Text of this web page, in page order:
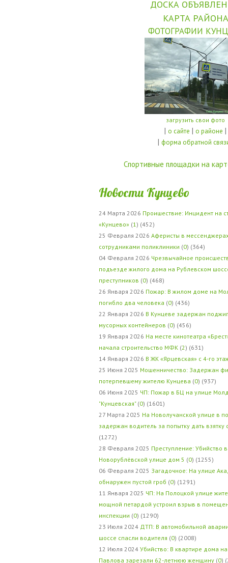
ДОСКА
КАРТА РАЙОНА
ФОТОГРАФИИ
загрузить свои фото
| о сайте | о районе |
| форма обратной
Спортивные площадки на
Новости Кунцево
24 Марта 2026 Проишествие: Инцидент на
«Кунцево» (1 ) (452)
25 Февраля 2026 Аферисты в
сотрудниками поликлиники (0) (364)
04 Февраля 2026 Чрезвычайное
подъезде жилого дома на Рублевском
преступников (0) (468)
26 Января 2026 Пожар: В жилом доме на
погибло два человека (0) (436)
22 Января 2026 В Кунцеве задержан
мусорных контейнеров (0) (456)
19 Января 2026 На месте кинотеатра
начала строительство МФК (2) (631)
14 Января 2026 В ЖК «Ярцевская» с 4-го
25 Июня 2025 Мошенничество: Задержан
потерпевшему жителю Кунцева (0) (937)
06 Июня 2025 ЧП: Пожар в БЦ на улице
"Кунцевская" (0) (1601)
27 Марта 2025 На Новолучанской улице в
задержан водитель за попытку дать
(1272)
28 Февраля 2025 Преступление: Убийство
Новорублёвской улице дом 5 (0) (1255)
06 Февраля 2025 Загадочное: На улице
обнаружен пустой гроб (0) (1291)
11 Января 2025 ЧП: На Полоцкой улице
мощной петардой устроил взрыв в
инспекции (0) (1290)
23 Июля 2024 ДТП: В автомобильной
шоссе спасли водителя (0) (2008)
12 Июля 2024 Убийство: В квартире дома
Павлова зарезали 62-летнюю женщину (0)